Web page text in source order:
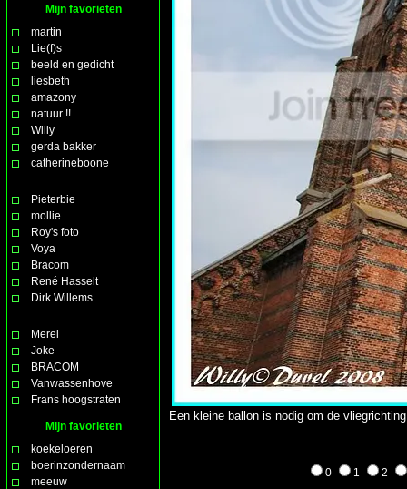
Mijn favorieten
martin
Lie(f)s
beeld en gedicht
liesbeth
amazony
natuur !!
Willy
gerda bakker
catherineboone
Pieterbie
mollie
Roy's foto
Voya
Bracom
René Hasselt
Dirk Willems
Merel
Joke
BRACOM
Vanwassenhove
Frans hoogstraten
Mijn favorieten
koekeloeren
boerinzondernaam
meeuw
Een kleine ballon is nodig om de
0 1 2